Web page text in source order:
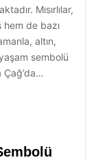
Mısırlılar,
hem de bazı
altın,
sembolü
Çağ’da…